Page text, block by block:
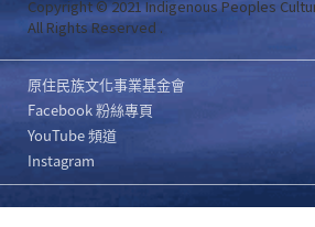
Copyright © 2021 Indigenous Peoples
All Rights Reserved .
原住民族文化事業基金會
Facebook 粉絲專頁
YouTube 頻道
Instagram